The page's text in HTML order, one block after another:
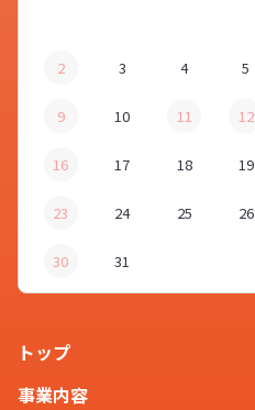
2 3 4 5
9 10 11 12
16 17 18 19
23 24 25 26
30 31
トップ
事業内容